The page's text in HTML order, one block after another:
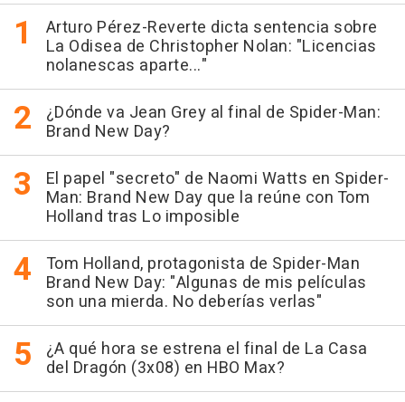
Arturo Pérez-Reverte dicta sentencia sobre
La Odisea de Christopher Nolan: "Licencias
nolanescas aparte..."
¿Dónde va Jean Grey al final de Spider-Man:
Brand New Day?
El papel "secreto" de Naomi Watts en Spider-
Man: Brand New Day que la reúne con Tom
Holland tras Lo imposible
Tom Holland, protagonista de Spider-Man
Brand New Day: "Algunas de mis películas
son una mierda. No deberías verlas"
¿A qué hora se estrena el final de La Casa
del Dragón (3x08) en HBO Max?